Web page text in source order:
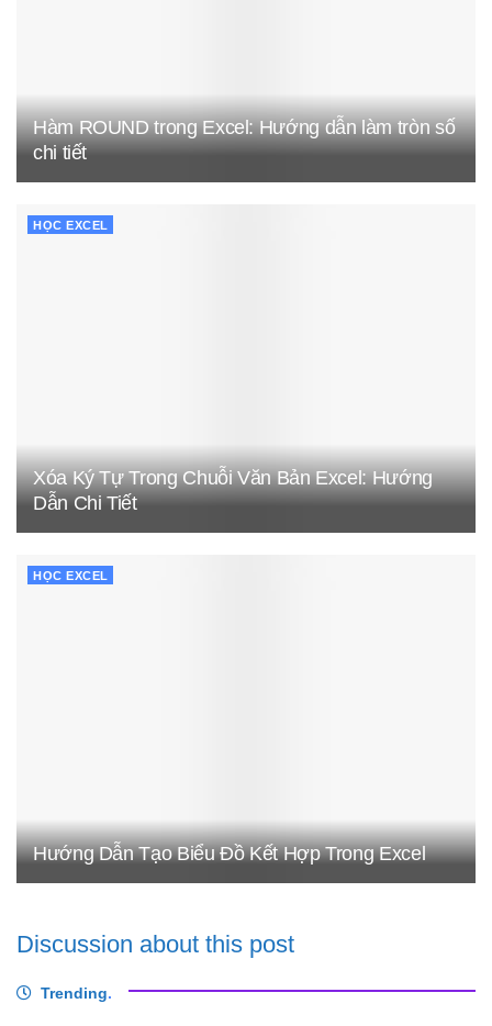
Hàm ROUND trong Excel: Hướng dẫn làm tròn số
chi tiết
HỌC EXCEL
Xóa Ký Tự Trong Chuỗi Văn Bản Excel: Hướng
Dẫn Chi Tiết
HỌC EXCEL
Hướng Dẫn Tạo Biểu Đồ Kết Hợp Trong Excel
Discussion about this post
Trending.